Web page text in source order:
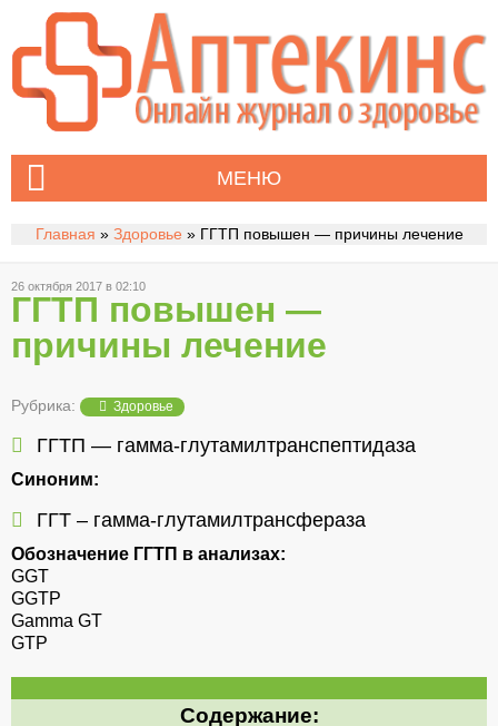
МЕНЮ
Главная » Здоровье » ГГТП повышен — причины лечение
26 октября 2017 в 02:10
ГГТП повышен —
причины лечение
Рубрика: Здоровье
ГГТП — гамма-глутамилтранспептидаза
Синоним:
ГГТ – гамма-глутамилтрансфераза
Обозначение ГГТП в анализах:
GGT
GGTP
Gamma GT
GTP
Содержание: